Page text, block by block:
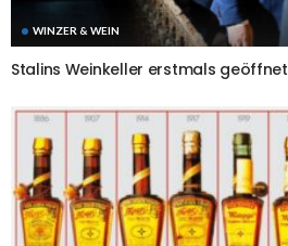
WINZER & WEIN
Stalins Weinkeller erstmals geöffnet